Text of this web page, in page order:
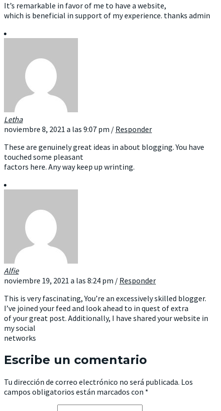
It’s remarkable in favor of me to have a website,
which is beneficial in support of my experience. thanks admin
Letha
noviembre 8, 2021 a las 9:07 pm / Responder
These are genuinely great ideas in about blogging. You have
touched some pleasant
factors here. Any way keep up wrinting.
Alfie
noviembre 19, 2021 a las 8:24 pm / Responder
This is very fascinating, You’re an excessively skilled blogger.
I’ve joined your feed and look ahead to in quest of extra
of your great post. Additionally, I have shared your website in
my social
networks
Escribe un comentario
Tu dirección de correo electrónico no será publicada. Los
campos obligatorios están marcados con *